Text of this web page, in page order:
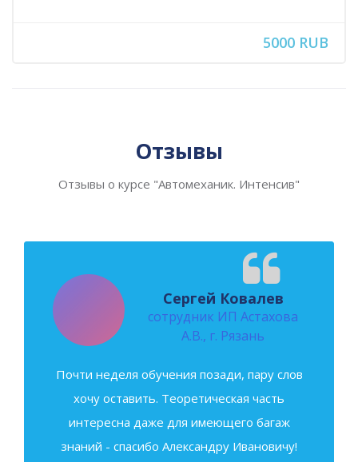
5000 RUB
Отзывы
Отзывы о курсе "Автомеханик. Интенсив"
Сергей Ковалев
сотрудник ИП Астахова
А.В., г. Рязань
Почти неделя обучения позади, пару слов
хочу оставить. Теоретическая часть
интересна даже для имеющего багаж
знаний - спасибо Александру Ивановичу!